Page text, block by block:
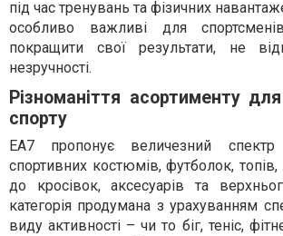
під час тренувань та фізичних
особливо важливі для
покращити свої результати, не
незручності.
Різноманіття асортименту
спорту
EA7 пропонує величезний спектр
спортивних костюмів, футболок, топів,
до кросівок, аксесуарів та
категорія продумана з урахуванням
виду активності – чи то біг, теніс,